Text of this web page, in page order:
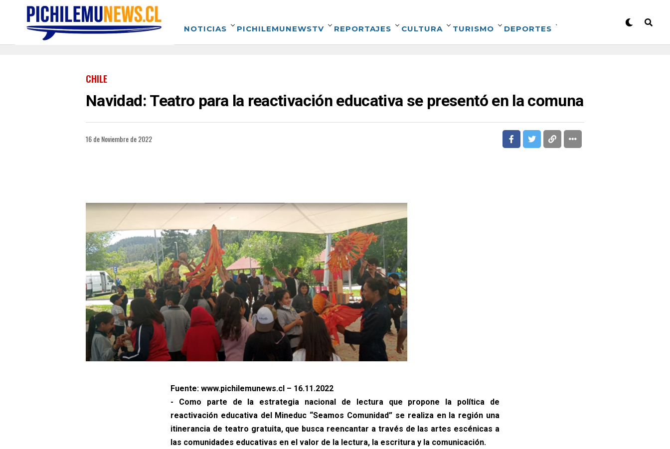
NOTICIAS PICHILEMUNEWSTV REPORTAJES CULTURA TURISMO DEPORTES
CHILE
Navidad: Teatro para la reactivación educativa se presentó en la comuna
16 de Noviembre de 2022
Fuente: www.pichilemunews.cl – 16.11.2022
- Como parte de la estrategia nacional de lectura que propone la política de
reactivación educativa del Mineduc “Seamos Comunidad” se realiza en la región una
itinerancia de teatro gratuita, que busca reencantar a través de las artes escénicas a
las comunidades educativas en el valor de la lectura, la escritura y la comunicación.